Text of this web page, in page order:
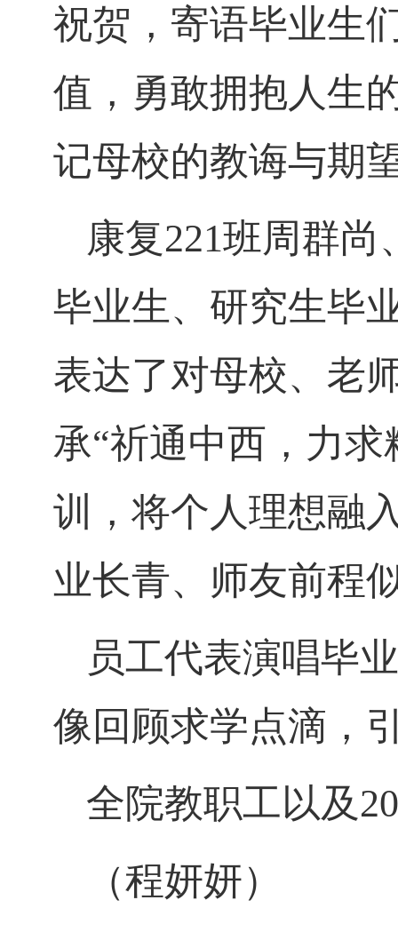
祝贺，寄语毕业生
值，勇敢拥抱人生
记母校的教诲与期
康复221班周群
毕业生、研究生毕
表达了对母校、老
承“祈通中西，力
训，将个人理想融
业长青、师友前程
员工代表演唱毕
像回顾求学点滴，
全院教职工以及
（程妍妍）